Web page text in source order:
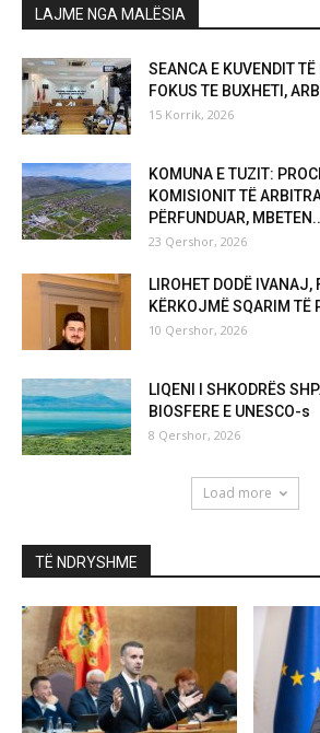
LAJME NGA MALËSIA
SEANCA E KUVENDIT
FOKUS TE BUXHETI,
15 Korrik, 2026
KOMUNA E TUZIT:
KOMISIONIT TË
PËRFUNDUAR,
23 Qershor, 2026
LIROHET DODË IVANAJ,
KËRKOJMË SQARIM TË
10 Qershor, 2026
LIQENI I SHKODRËS
BIOSFERE E UNESCO-s
8 Qershor, 2026
Load more
TË NDRYSHME